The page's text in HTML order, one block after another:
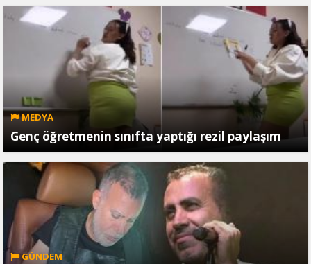
MEDYA
Genç öğretmenin sınıfta yaptığı rezil paylaşım
GÜNDEM